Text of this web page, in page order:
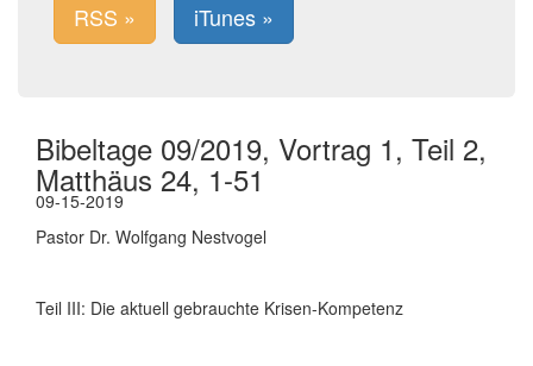
RSS » iTunes »
Bibeltage 09/2019, Vortrag 1, Teil 2,
Matthäus 24, 1-51
09-15-2019
Pastor Dr. Wolfgang Nestvogel
Teil III: Die aktuell gebrauchte Krisen-Kompetenz